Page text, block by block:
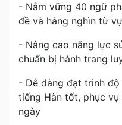
- Nắm vững 40 ngữ
đề và hàng nghìn từ
- Nâng cao năng lực
chuẩn bị hành trang
- Dễ dàng đạt trình độ
tiếng Hàn tốt, phục
ngày